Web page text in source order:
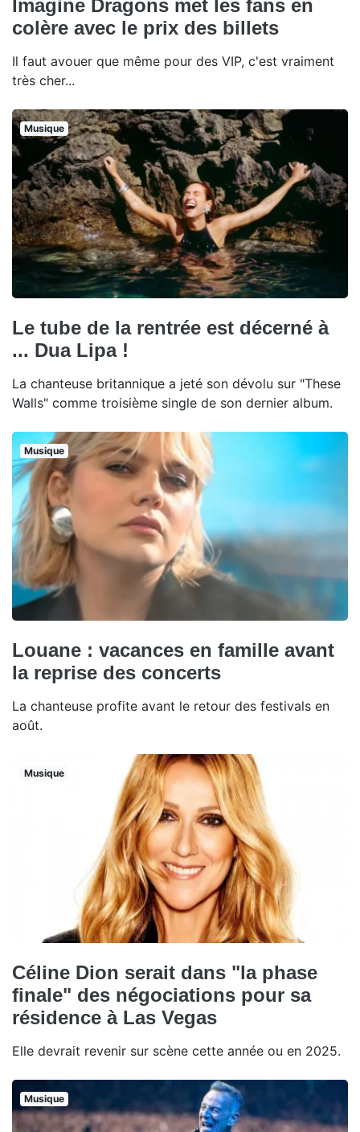
Imagine Dragons met les fans en
colère avec le prix des billets
Il faut avouer que même pour des VIP, c'est vraiment
très cher...
Musique
Le tube de la rentrée est décerné à
... Dua Lipa !
La chanteuse britannique a jeté son dévolu sur "These
Walls" comme troisième single de son dernier album.
Musique
Louane : vacances en famille avant
la reprise des concerts
La chanteuse profite avant le retour des festivals en
août.
Musique
Céline Dion serait dans "la phase
finale" des négociations pour sa
résidence à Las Vegas
Elle devrait revenir sur scène cette année ou en 2025.
Musique